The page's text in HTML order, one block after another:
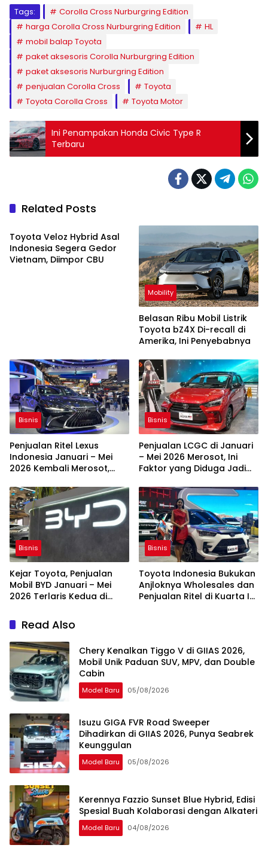
Tags:
Corolla Cross Nurburgring Edition
harga Corolla Cross Nurburgring Edition
HL
mobil balap Toyota
paket aksesoris Corolla Nurburgring Edition
paket aksesoris Nurburgring Edition
penjualan Corolla Cross
Toyota
Toyota Corolla Cross
Toyota Motor
Ini Penampakan Honda Civic Type R
Terbaru
Related Posts
Bisnis
Toyota Veloz Hybrid Asal
Indonesia Segera Gedor
Vietnam, Diimpor CBU
Mobility
Belasan Ribu Mobil Listrik
Toyota bZ4X Di-recall di
Amerika, Ini Penyebabnya
Bisnis
Penjualan Ritel Lexus
Indonesia Januari – Mei
2026 Kembali Merosot,
Bisnis
Penjualan LCGC di Januari
– Mei 2026 Merosot, Ini
Faktor yang Diduga Jadi
Bisnis
Kejar Toyota, Penjualan
Mobil BYD Januari – Mei
2026 Terlaris Kedua di
Bisnis
Toyota Indonesia Bukukan
Anjloknya Wholesales dan
Penjualan Ritel di Kuarta I
Read Also
Chery Kenalkan Tiggo V di GIIAS 2026,
Mobil Unik Paduan SUV, MPV, dan Double
Cabin
Model Baru 05/08/2026
Isuzu GIGA FVR Road Sweeper
Dihadirkan di GIIAS 2026, Punya Seabrek
Keunggulan
Model Baru 05/08/2026
Kerennya Fazzio Sunset Blue Hybrid, Edisi
Spesial Buah Kolaborasi dengan Alkateri
Model Baru 04/08/2026